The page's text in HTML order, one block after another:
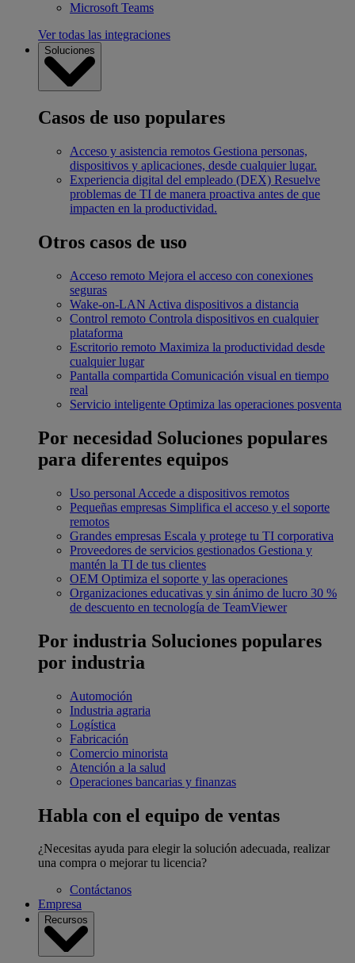
Microsoft Teams
Ver todas las integraciones
Soluciones
Casos de uso populares
Acceso y asistencia remotos Gestiona personas,
dispositivos y aplicaciones, desde cualquier lugar.
Experiencia digital del empleado (DEX) Resuelve
problemas de TI de manera proactiva antes de que
impacten en la productividad.
Otros casos de uso
Acceso remoto Mejora el acceso con conexiones
seguras
Wake-on-LAN Activa dispositivos a distancia
Control remoto Controla dispositivos en cualquier
plataforma
Escritorio remoto Maximiza la productividad desde
cualquier lugar
Pantalla compartida Comunicación visual en tiempo
real
Servicio inteligente Optimiza las operaciones posventa
Por necesidad Soluciones populares
para diferentes equipos
Uso personal Accede a dispositivos remotos
Pequeñas empresas Simplifica el acceso y el soporte
remotos
Grandes empresas Escala y protege tu TI corporativa
Proveedores de servicios gestionados Gestiona y
mantén la TI de tus clientes
OEM Optimiza el soporte y las operaciones
Organizaciones educativas y sin ánimo de lucro 30 %
de descuento en tecnología de TeamViewer
Por industria Soluciones populares
por industria
Automoción
Industria agraria
Logística
Fabricación
Comercio minorista
Atención a la salud
Operaciones bancarias y finanzas
Habla con el equipo de ventas
¿Necesitas ayuda para elegir la solución adecuada, realizar
una compra o mejorar tu licencia?
Contáctanos
Empresa
Recursos